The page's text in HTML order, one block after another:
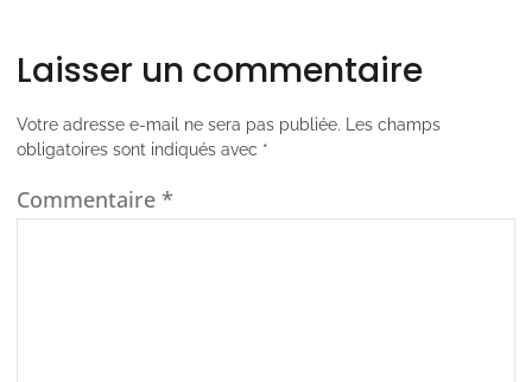
Laisser un commentaire
Votre adresse e-mail ne sera pas publiée.
Les champs
obligatoires sont indiqués avec *
Commentaire *